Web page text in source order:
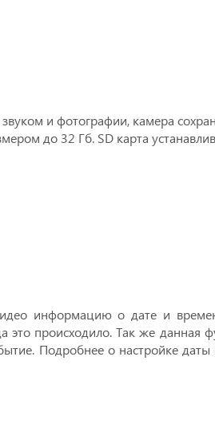
и фотографии, камера
до 32 Гб. SD карта
информацию о дате и
это происходило. Так же данная
Подробнее о настройке